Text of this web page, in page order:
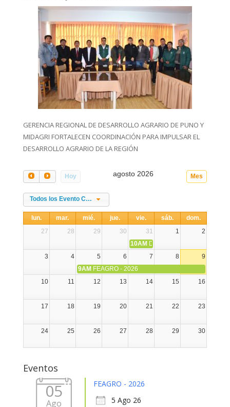
GERENCIA REGIONAL DE DESARROLLO AGRARIO DE PUNO Y
MIDAGRI FORTALECEN COORDINACIÓN PARA IMPULSAR EL
DESARROLLO AGRARIO DE LA REGIÓN
Hoy Mes
agosto 2026
Todos los Evento Categories
lun. mar. mié. jue. vie. sáb.
dom.
27
28 29 30 31 1
2
10AM DIA NACIONAL DE LA
3
4 5 6 7 8
9
9AM FEAGRO - 2026
10
11 12 13 14 15 16
17 18 19 20 21 22 23
24 25 26 27 28 29 30
Eventos
05
Ago
FEAGRO - 2026
5 Ago 26